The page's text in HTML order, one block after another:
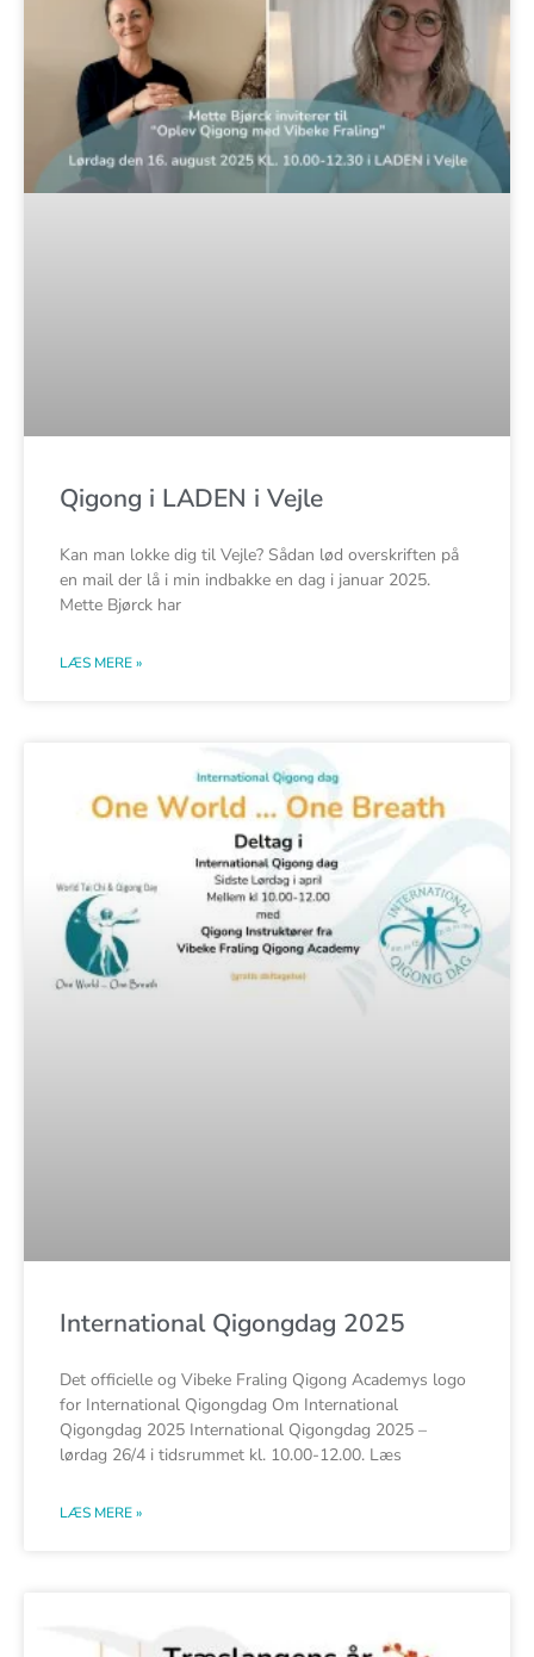
Qigong i LADEN i Vejle
Kan man lokke dig til Vejle? Sådan lød overskriften på
en mail der lå i min indbakke en dag i januar 2025.
Mette Bjørck har
LÆS MERE »
International Qigongdag 2025
Det officielle og Vibeke Fraling Qigong Academys logo
for International Qigongdag Om International
Qigongdag 2025 International Qigongdag 2025 –
lørdag 26/4 i tidsrummet kl. 10.00-12.00. Læs
LÆS MERE »